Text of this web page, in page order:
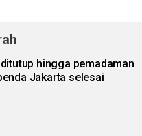
hingga pemadaman
Jakarta selesai